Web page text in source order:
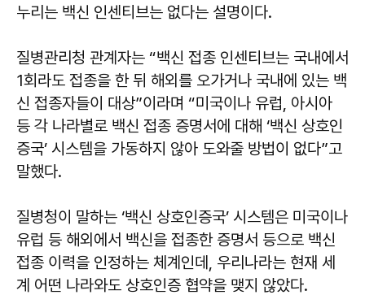
누리는 백신 인센티브는 없다는 설명이다.
질병관리청 관계자는 “백신 접종 인센티브는 국내에서
1회라도 접종을 한 뒤 해외를 오가거나 국내에 있는 백
신 접종자들이 대상”이라며 “미국이나 유럽, 아시아
등 각 나라별로 백신 접종 증명서에 대해 ‘백신 상호인
증국’ 시스템을 가동하지 않아 도와줄 방법이 없다”고
말했다.
질병청이 말하는 ‘백신 상호인증국’ 시스템은 미국이나
유럽 등 해외에서 백신을 접종한 증명서 등으로 백신
접종 이력을 인정하는 체계인데, 우리나라는 현재 세
계 어떤 나라와도 상호인증 협약을 맺지 않았다.